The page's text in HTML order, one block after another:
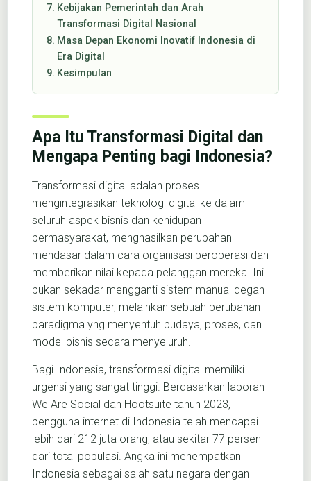
Kebijakan Pemerintah dan Arah
Transformasi Digital Nasional
Masa Depan Ekonomi Inovatif Indonesia di
Era Digital
Kesimpulan
Apa Itu Transformasi Digital dan
Mengapa Penting bagi Indonesia?
Transformasi digital adalah proses
mengintegrasikan teknologi digital ke dalam
seluruh aspek bisnis dan kehidupan
bermasyarakat, menghasilkan perubahan
mendasar dalam cara organisasi beroperasi dan
memberikan nilai kepada pelanggan mereka. Ini
bukan sekadar mengganti sistem manual degan
sistem komputer, melainkan sebuah perubahan
paradigma yng menyentuh budaya, proses, dan
model bisnis secara menyeluruh.
Bagi Indonesia, transformasi digital memiliki
urgensi yang sangat tinggi. Berdasarkan laporan
We Are Social dan Hootsuite tahun 2023,
pengguna internet di Indonesia telah mencapai
lebih dari 212 juta orang, atau sekitar 77 persen
dari total populasi. Angka ini menempatkan
Indonesia sebagai salah satu negara dengan